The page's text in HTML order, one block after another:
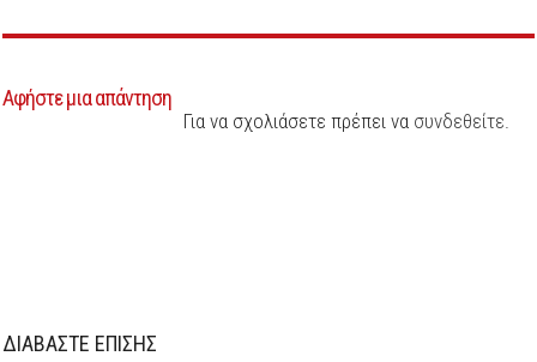
Αφήστε μια απάντηση
Για να σχολιάσετε πρέπει να συνδεθείτε.
ΔΙΑΒΑΣΤΕ ΕΠΙΣΗΣ